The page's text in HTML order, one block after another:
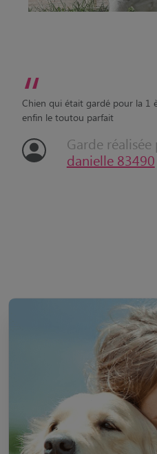
“
Chien qui était gardé pour la 1
enfin le toutou parfait
Garde réalisée
danielle 83490